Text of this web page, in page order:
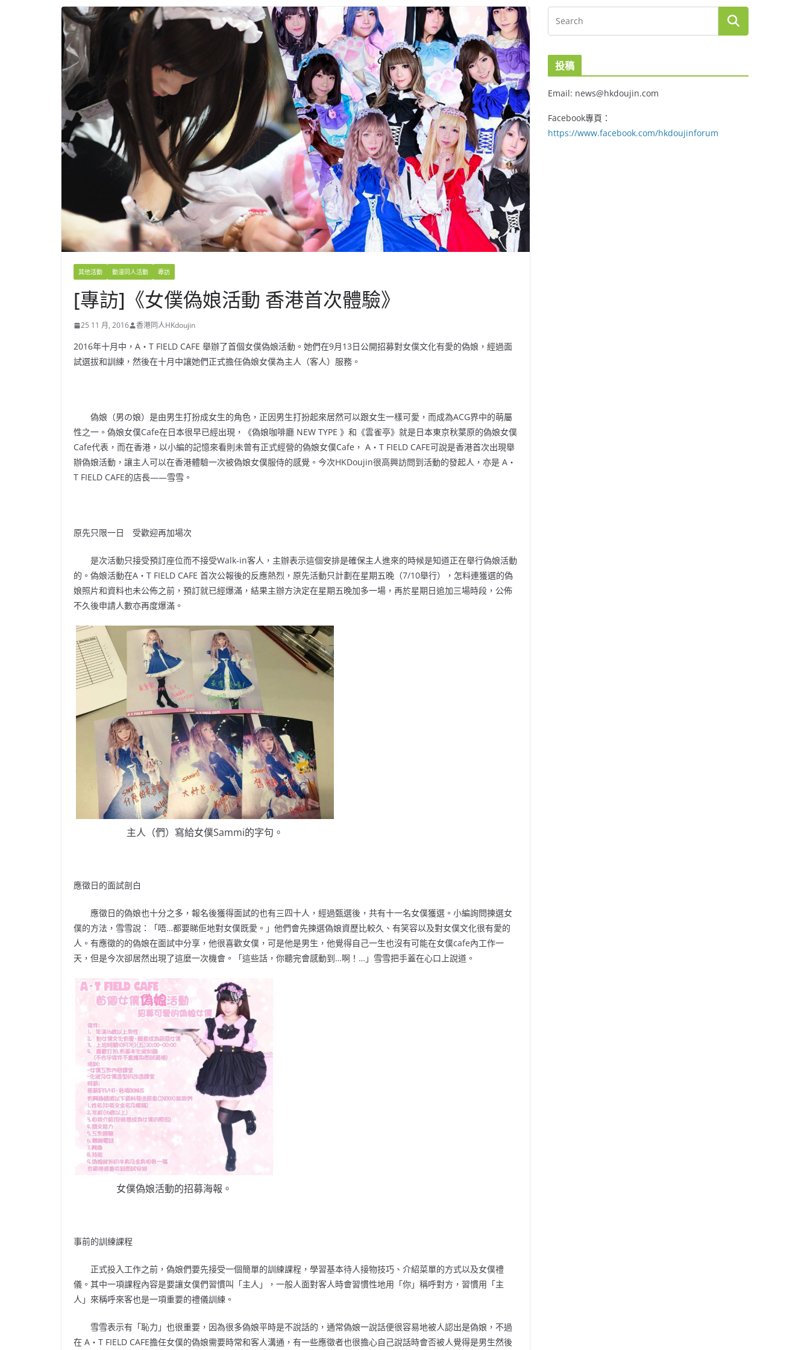
其他活動 動漫同人活動 專訪
[專訪]《女僕偽娘活動 香港首次體驗》
25 11 月, 2016 香港同人HKdoujin
2016年十月中，A‧T FIELD CAFE 舉辦了首個女僕偽娘活動。她們在9月13日公開招募對女僕文化有愛的偽娘，經過面
試選拔和訓練，然後在十月中讓她們正式擔任偽娘女僕為主人（客人）服務。
偽娘（男の娘）是由男生打扮成女生的角色，正因男生打扮起來居然可以跟女生一樣可愛，而成為ACG界中的萌屬
性之一。偽娘女僕Cafe在日本很早已經出現，《偽娘咖啡廳 NEW TYPE 》和《雲雀亭》就是日本東京秋葉原的偽娘女僕
Cafe代表，而在香港，以小編的記憶來看則未曾有正式經營的偽娘女僕Cafe， A‧T FIELD CAFE可說是香港首次出現舉
辦偽娘活動，讓主人可以在香港體驗一次被偽娘女僕服侍的感覺。今次HKDoujin很高興訪問到活動的發起人，亦是 A‧
T FIELD CAFE的店長——雪雪。
原先只限一日 受歡迎再加場次
是次活動只接受預訂座位而不接受Walk-in客人，主辦表示這個安排是確保主人進來的時候是知道正在舉行偽娘活動
的。偽娘活動在A‧T FIELD CAFE 首次公報後的反應熱烈，原先活動只計劃在星期五晚（7/10舉行），怎料連獲選的偽
娘照片和資料也未公佈之前，預訂就已經爆滿，結果主辦方決定在星期五晚加多一場，再於星期日追加三場時段，公佈
不久後申請人數亦再度爆滿。
主人（們）寫給女僕Sammi的字句。
應徵日的面試剖白
應徵日的偽娘也十分之多，報名後獲得面試的也有三四十人，經過甄選後，共有十一名女僕獲選。小編詢問揀選女
僕的方法，雪雪說：「唔…都要睇佢地對女僕既愛。」他們會先揀選偽娘資歷比較久、有笑容以及對女僕文化很有愛的
人。有應徵的的偽娘在面試中分享，他很喜歡女僕，可是他是男生，他覺得自己一生也沒有可能在女僕cafe內工作一
天，但是今次卻居然出現了這麼一次機會。「這些話，你聽完會感動到…啊！…」雪雪把手蓋在心口上說道。
女僕偽娘活動的招募海報。
事前的訓練課程
正式投入工作之前，偽娘們要先接受一個簡單的訓練課程，學習基本待人接物技巧、介紹菜單的方式以及女僕禮
儀。其中一項課程內容是要讓女僕們習慣叫「主人」，一般人面對客人時會習慣性地用「你」稱呼對方，習慣用「主
人」來稱呼來客也是一項重要的禮儀訓練。
雪雪表示有「恥力」也很重要，因為很多偽娘平時是不說話的，通常偽娘一說話便很容易地被人認出是偽娘，不過
在 A‧T FIELD CAFE擔任女僕的偽娘需要時常和客人溝通，有一些應徵者也很擔心自己說話時會否被人覺得是男生然後
投稿
Email: news@hkdoujin.com
Facebook專頁：
https://www.facebook.com/hkdoujinforum